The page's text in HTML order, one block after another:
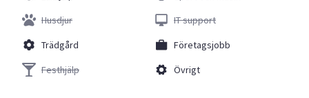
Husdjur
Trädgård
Festhjälp
IT support
Företagsjobb
Övrigt